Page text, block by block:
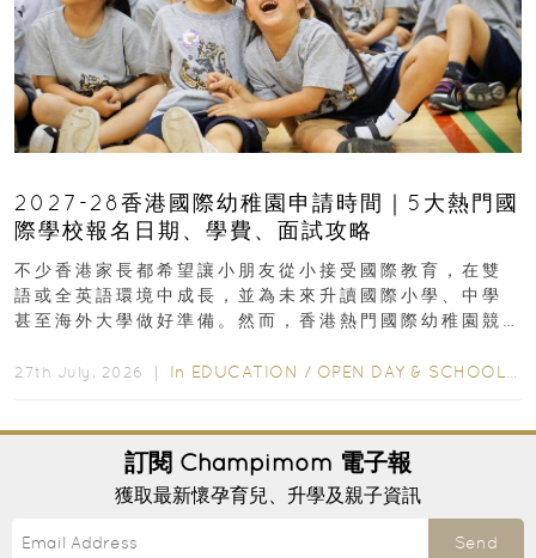
2027-28香港國際幼稚園申請時間｜5大熱門國
際學校報名日期、學費、面試攻略
不少香港家長都希望讓小朋友從小接受國際教育，在雙
語或全英語環境中成長，並為未來升讀國際小學、中學
甚至海外大學做好準備。然而，香港熱門國際幼稚園競
27th July, 2026 ｜ In EDUCATION / OPEN DAY & SCHOOL EVENTS
訂閱 Champimom 電子報
獲取最新懷孕育兒、升學及親子資訊
Send